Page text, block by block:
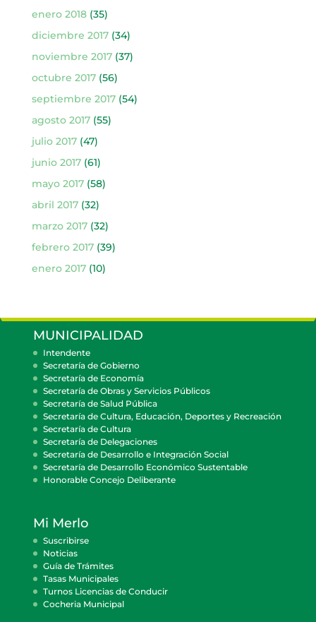
enero 2018(35)
diciembre 2017(34)
noviembre 2017(37)
octubre 2017(56)
septiembre 2017(54)
agosto 2017(55)
julio 2017(47)
junio 2017(61)
mayo 2017(58)
abril 2017(32)
marzo 2017(32)
febrero 2017(39)
enero 2017(10)
MUNICIPALIDAD
Intendente
Secretaría de Gobierno
Secretaría de Economía
Secretaría de Obras y Servicios Públicos
Secretaría de Salud Pública
Secretaría de Cultura, Educación, Deportes y Recreación
Secretaría de Cultura
Secretaría de Delegaciones
Secretaría de Desarrollo e Integración Social
Secretaría de Desarrollo Económico Sustentable
Honorable Concejo Deliberante
Mi Merlo
Suscribirse
Noticias
Guía de Trámites
Tasas Municipales
Turnos Licencias de Conducir
Cocheria Municipal